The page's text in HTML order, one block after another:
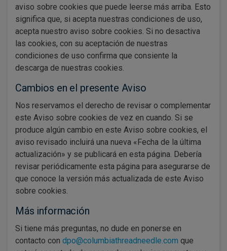
aviso sobre cookies que puede leerse más arriba. Esto
significa que, si acepta nuestras condiciones de uso,
acepta nuestro aviso sobre cookies. Si no desactiva
las cookies, con su aceptación de nuestras
condiciones de uso confirma que consiente la
descarga de nuestras cookies.
Cambios en el presente Aviso
Nos reservamos el derecho de revisar o complementar
este Aviso sobre cookies de vez en cuando. Si se
produce algún cambio en este Aviso sobre cookies, el
aviso revisado incluirá una nueva «Fecha de la última
actualización» y se publicará en esta página. Debería
revisar periódicamente esta página para asegurarse de
que conoce la versión más actualizada de este Aviso
sobre cookies.
Más información
Si tiene más preguntas, no dude en ponerse en
contacto con dpo@columbiathreadneedle.com que